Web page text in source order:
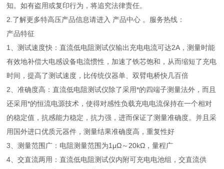
知。如有盗用或复印行为，将追究法律责任。
2.了解更多特高压产品信息请进入 产品中心 。服务热线：
产品特征
1、测试速度快：直流低电阻测试仪输出充电电流可达2A，测量时能
有效地补偿大电感设备电流惯性，加速了铁芯饱和，从而缩短了充电
时间，提高了测试速度，比传统仪器单、双臂电桥快几百倍
2、准确度高：直流低电阻测试仪除了采用*的四端子测量法外，而且
还采用*的恒流电源技术，使得对感性负载充电电流保持在一个相对
的稳定值，抗感能力稳定，抗力强，进而保证了测量准确度。并且采
用国外进口优质元器件，测量结果准确度高，重复性好
3、测量范围广：电阻测量范围为1μΩ～20kΩ，量程广
4、交直流两用：直流低电阻测试仪内附可充电电池组，交直流供